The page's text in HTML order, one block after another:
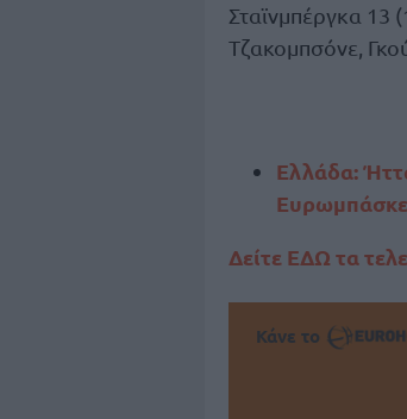
Σταϊνμπέργκα 13
Τζακομπσόνε,
Ελλάδα:
Δείτε ΕΔΩ τα
Κάνε το